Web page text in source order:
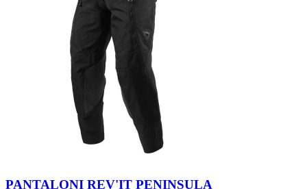
PANTALONI REV'IT PENINSULA